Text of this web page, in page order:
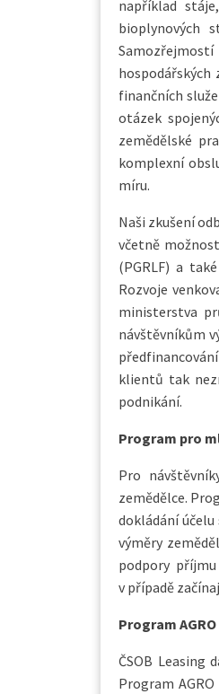
například
bioplynových
finančních
otázek
zemědělské
komplexní
míru.
Naši zkušení
včetně
(PGRLF) a
Rozvoje
ministerstva
návštěvníkům
klientů tak
podnikání.
Program pro
Pro
zemědělce.
dokládání
výměry
podpory
v případě
Program AGRO
ČSOB Leasing
Program